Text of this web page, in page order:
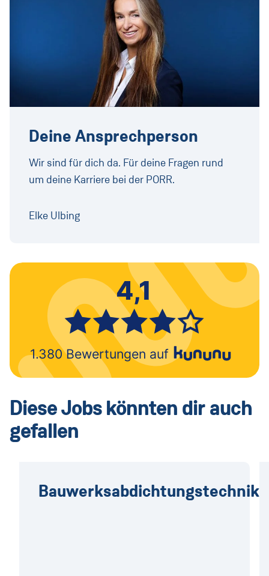
Deine Ansprechperson
Wir sind für dich da. Für deine Fragen rund
um deine Karriere bei der PORR.
Elke Ulbing
Diese Jobs könnten dir auch
gefallen